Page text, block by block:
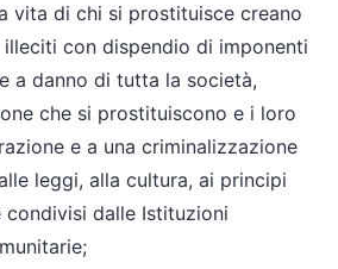
vita di chi si prostituisce creano
con dispendio di imponenti
a danno di tutta la società,
che si prostituiscono e i loro
e a una criminalizzazione
leggi, alla cultura, ai principi
condivisi dalle Istituzioni